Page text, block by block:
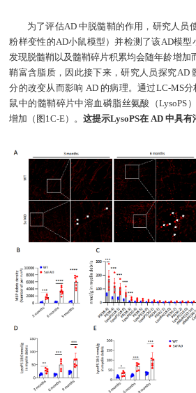
为了评估AD 中脱髓鞘的作用，研究人员
粉样变性的AD小鼠模型）并检测了该AD模型
发现脱髓鞘以及髓鞘碎片积累均会随年龄增加
鞘富含脂质，因此接下来，研究人员探究AD
分的改变从而影响 AD 的病理。通过LC-MS
鼠中的髓鞘碎片中溶血磷脂丝氨酸（LysoPS
增加（图1C-E）。这提示LysoPS在 AD 中具有